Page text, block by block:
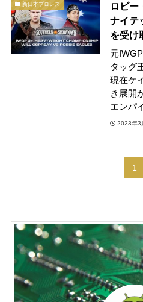
新日本プロレス
ロビー
ナイテ
を受け
元
タッグ
現在ケ
き展開
エンパ
2023年3
1